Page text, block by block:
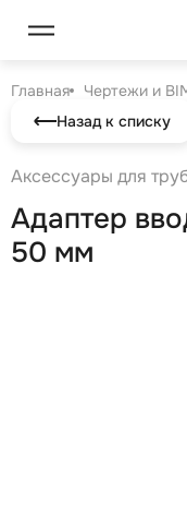
Главная
Чертежи и
Назад к списку
Аксессуары для
Адаптер
50 мм